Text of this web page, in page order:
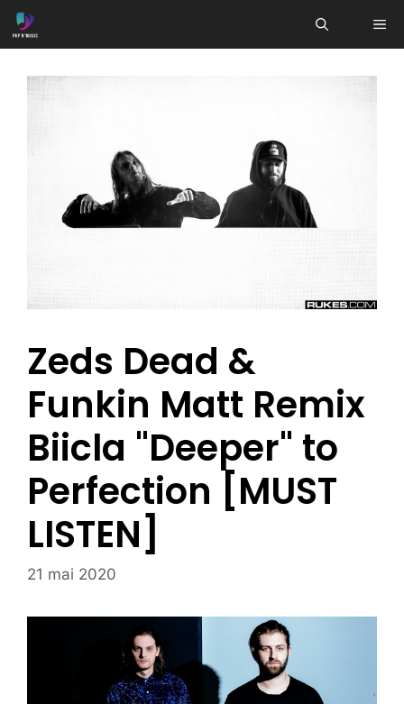
Aller
au
Zeds Dead &
Funkin Matt Remix
Biicla "Deeper" to
Perfection [MUST
LISTEN]
21 mai 2020